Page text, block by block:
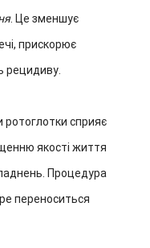
. Це зменшує
прискорює
рецидиву.
ротоглотки сприяє
якості життя
Процедура
переноситься